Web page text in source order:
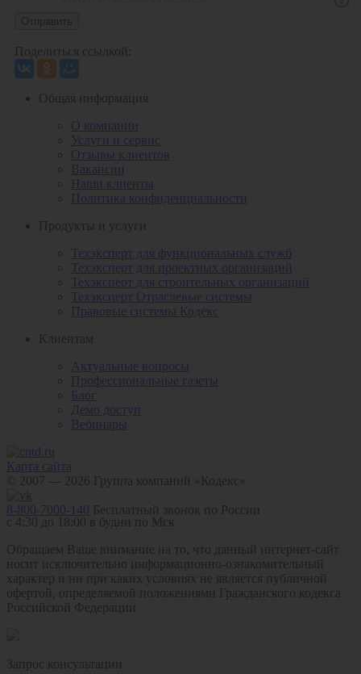
Поделиться ссылкой:
Общая информация
О компании
Услуги и сервис
Отзывы клиентов
Вакансии
Наши клиенты
Политика конфиденциальности
Продукты и услуги
Техэксперт для функциональных служб
Техэксперт для проектных организаций
Техэксперт для строительных организаций
Техэксперт Отраслевые системы
Правовые системы Кодекс
Клиентам
Актуальные вопросы
Профессиональные газеты
Блог
Демо доступ
Вебинары
Карта сайта
© 2007 — 2026 Группа компаний «Кодекс»
8-800-7000-140 Бесплатный звонок по России
с 4:30 до 18:00 в будни по Мск
Обращаем Ваше внимание на то, что данный интернет-сайт
носит исключительно информационно-ознакомительный
характер и ни при каких условиях не является публичной
офертой, определяемой положениями Гражданского кодекса
Российской Федерации
Запрос консультации